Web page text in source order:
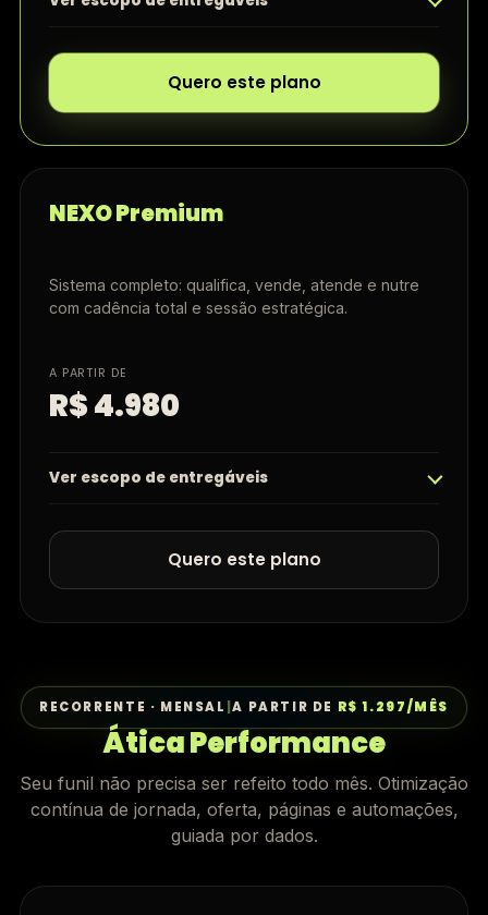
Quero este plano
NEXO Premium
Sistema completo: qualifica, vende, atende e nutre
com cadência total e sessão estratégica.
A PARTIR DE
R$ 4.980
Ver escopo de entregáveis
Quero este plano
RECORRENTE · MENSAL |A PARTIR DE R$ 1.297/MÊS
Ática Performance
Seu funil não precisa ser refeito todo mês. Otimização
contínua de jornada, oferta, páginas e automações,
guiada por dados.